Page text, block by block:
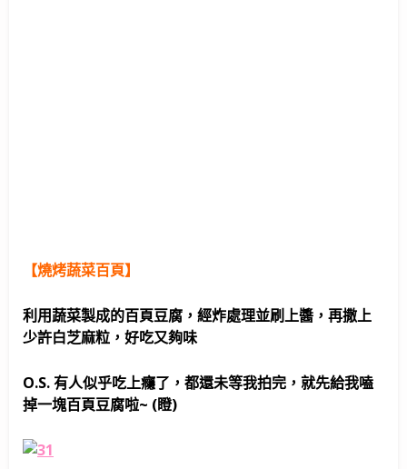
【燒烤蔬菜百頁】
利用蔬菜製成的百頁豆腐，經炸處理並刷上醬，再撒上
少許白芝麻粒，好吃又夠味
O.S. 有人似乎吃上癮了，都還未等我拍完，就先給我嗑
掉一塊百頁豆腐啦~ (瞪)